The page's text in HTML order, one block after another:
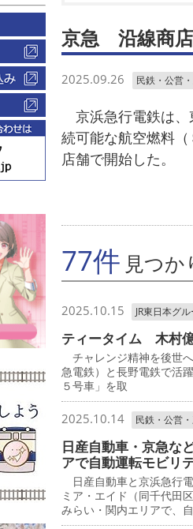
京急 沿線商店
2025.09.26 民鉄・公営
京浜急行電鉄は、
続可能な航空燃料
店舗で開始した。
77件 見つか
2025.10.15 JR東日本グ
ティータイム 木村
チャレンジ精神を後世
急電鉄）と長野電鉄で活
５号車」を取
2025.10.14 民鉄・公営
日産自動車・京急な
アで自動運転モビリ
日産自動車と京浜急行
ミア・エイド（同千代田
みらい・関内エリアで、